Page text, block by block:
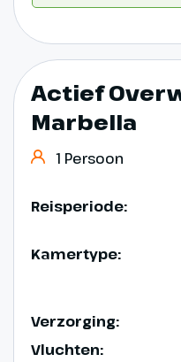
Actief
Marbella
1 Persoon
Reisperiode:
Kamertype:
Verzorging:
Vluchten: